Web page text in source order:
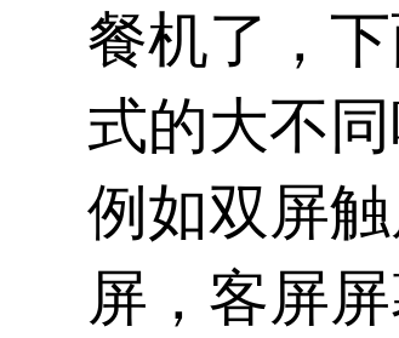
餐机了，
式的大不同
例如双屏
屏，客屏